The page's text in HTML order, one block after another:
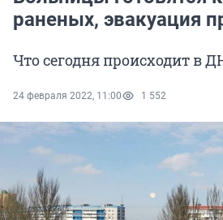
раненых, эвакуация
Что сегодня происходит в
24 февраля 2022, 11:00 1 552